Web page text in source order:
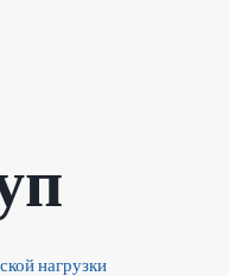
нагрузки